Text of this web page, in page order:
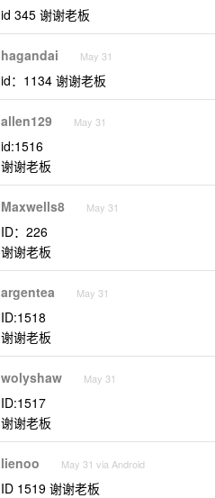
id 345 谢谢老板
hagandai May 31
id：1134 谢谢老板
allen129 May 31
id:1516
谢谢老板
Maxwells8 May 31
ID：226
谢谢老板
argentea May 31
ID:1518
谢谢老板
wolyshaw May 31
ID:1517
谢谢老板
lienoo May 31 via Android
ID 1519 谢谢老板